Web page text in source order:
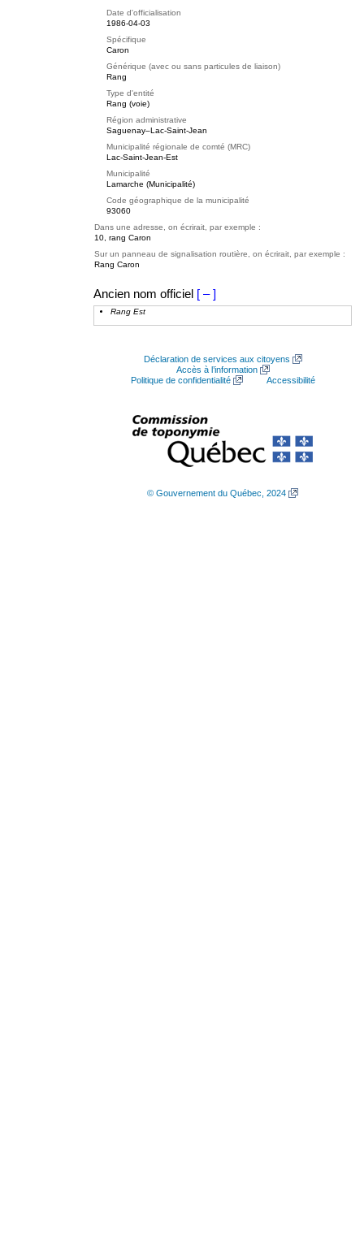
Date d'officialisation
1986-04-03
Spécifique
Caron
Générique (avec ou sans particules de liaison)
Rang
Type d'entité
Rang (voie)
Région administrative
Saguenay–Lac-Saint-Jean
Municipalité régionale de comté (MRC)
Lac-Saint-Jean-Est
Municipalité
Lamarche (Municipalité)
Code géographique de la municipalité
93060
Dans une adresse, on écrirait, par exemple :
10, rang Caron
Sur un panneau de signalisation routière, on écrirait, par exemple :
Rang Caron
Ancien nom officiel [ – ]
Rang Est
Déclaration de services aux citoyens
Accès à l’information
Politique de confidentialité
Accessibilité
© Gouvernement du Québec, 2024